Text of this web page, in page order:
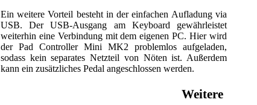
Ein weitere Vorteil besteht in der einfachen Aufladung via
USB. Der USB-Ausgang am Keyboard gewährleistet
weiterhin eine Verbindung mit dem eigenen PC. Hier wird
der Pad Controller Mini MK2 problemlos aufgeladen,
sodass kein separates Netzteil von Nöten ist. Außerdem
kann ein zusätzliches Pedal angeschlossen werden.
Weitere